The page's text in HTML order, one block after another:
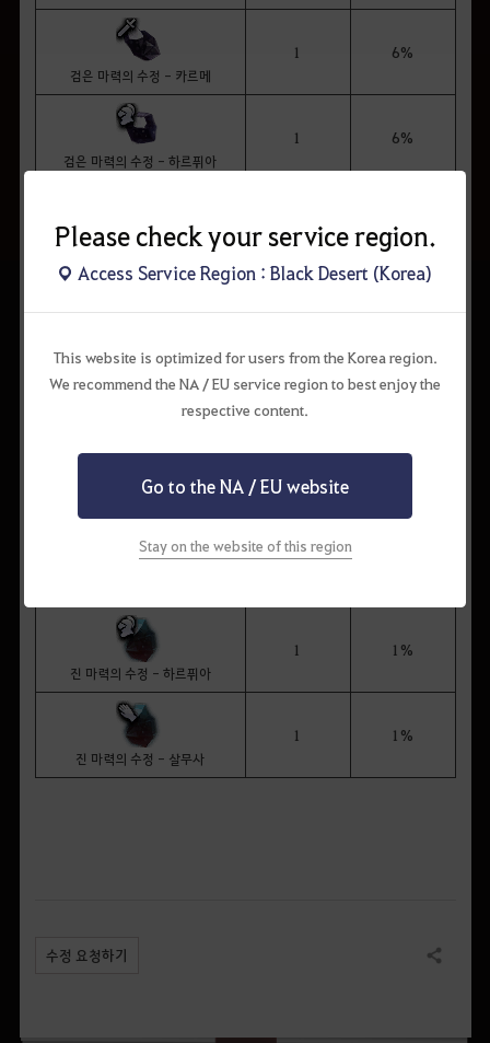
Please check your service region.
Access Service Region : Black Desert (Korea)
This website is optimized for users from the Korea region.
We recommend the NA / EU service region to best enjoy the
respective content.
Go to the NA / EU website
Stay on the website of this region
검은 마력의 수정 - 카르메
1 6%
검은 마력의 수정 - 하르퓌아
1 6%
검은 마력의 수정 - 아디스
6%
1 2%
진 마력의 수정 - 아디스
1 2%
1
진 마력의 수정 - 하르퓌아
1 1%
진 마력의 수정 - 살무사
1 1%
수정 요청하기 공유하기